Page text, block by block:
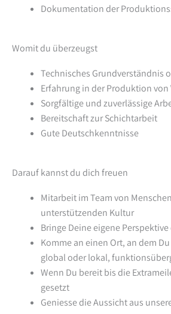
Dokumentation der
Womit du überzeugst
Technisches Grundverständnis
Erfahrung in der Produktion
Sorgfältige und zuverlässige
Bereitschaft zur Schichtarbeit
Gute Deutschkenntnisse
Darauf kannst du dich freuen
Mitarbeit im Team von
unterstützenden Kultur
Bringe Deine eigene
Komme an einen Ort, an dem
global oder lokal,
Wenn Du bereit bis die
gesetzt
Geniesse die Aussicht aus